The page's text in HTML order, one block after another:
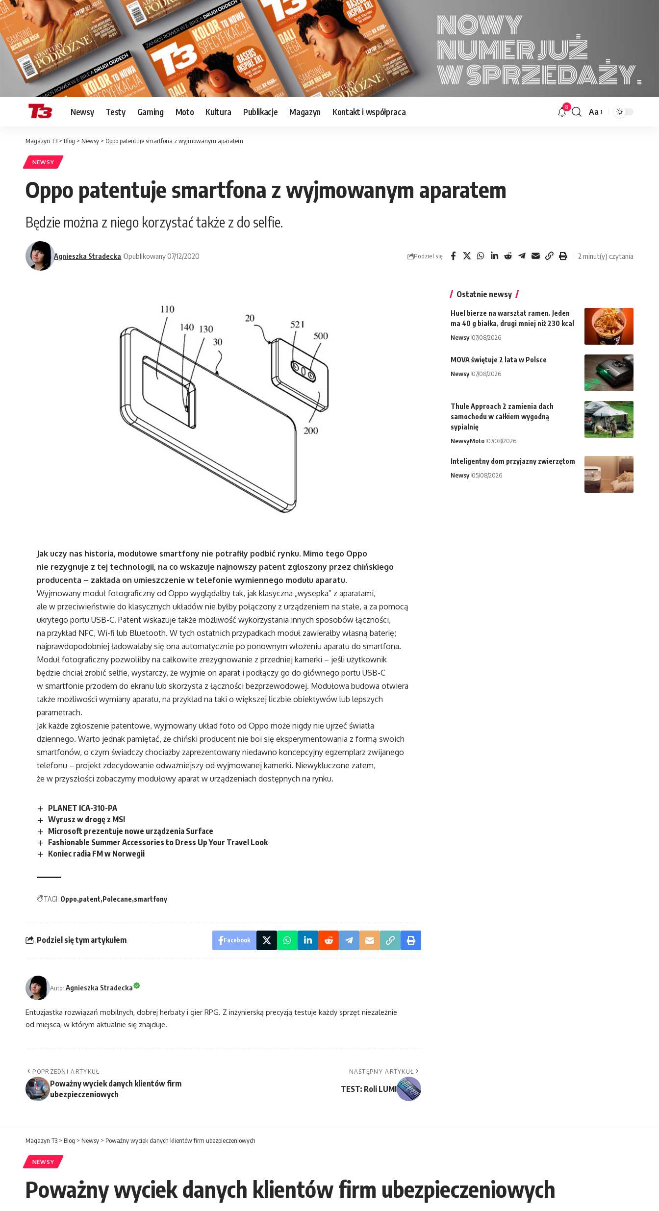
Newsy Testy Gaming Moto Kultura Publikacje Magazyn Kontakt i współpraca 8
Font
Aa
Magazyn T3 > Blog > Newsy > Oppo patentuje smartfona z wyjmowanym aparatem
NEWSY
Oppo patentuje smartfona z wyjmowanym aparatem
Będzie można z niego korzystać także z do selfie.
Agnieszka Stradecka Opublikowany 07/12/2020 Podziel się 2 minut(y) czytania
Jak uczy nas historia, modułowe smartfony nie potrafiły podbić rynku. Mimo tego Oppo
nie rezygnuje z tej technologii, na co wskazuje najnowszy patent zgłoszony przez chińskiego
producenta – zakłada on umieszczenie w telefonie wymiennego modułu aparatu.
Wyjmowany moduł fotograficzny od Oppo wyglądałby tak, jak klasyczna „wysepka” z aparatami,
ale w przeciwieństwie do klasycznych układów nie byłby połączony z urządzeniem na stałe, a za pomocą
ukrytego portu USB-C. Patent wskazuje także możliwość wykorzystania innych sposobów łączności,
na przykład NFC, Wi-fi lub Bluetooth. W tych ostatnich przypadkach moduł zawierałby własną baterię;
najprawdopodobniej ładowałaby się ona automatycznie po ponownym włożeniu aparatu do smartfona.
Moduł fotograficzny pozwoliłby na całkowite zrezygnowanie z przedniej kamerki – jeśli użytkownik
będzie chciał zrobić selfie, wystarczy, że wyjmie on aparat i podłączy go do głównego portu USB-C
w smartfonie przodem do ekranu lub skorzysta z łączności bezprzewodowej. Modułowa budowa otwiera
także możliwości wymiany aparatu, na przykład na taki o większej liczbie obiektywów lub lepszych
parametrach.
Jak każde zgłoszenie patentowe, wyjmowany układ foto od Oppo może nigdy nie ujrzeć światła
dziennego. Warto jednak pamiętać, że chiński producent nie boi się eksperymentowania z formą swoich
smartfonów, o czym świadczy chociażby zaprezentowany niedawno koncepcyjny egzemplarz zwijanego
telefonu – projekt zdecydowanie odważniejszy od wyjmowanej kamerki. Niewykluczone zatem,
że w przyszłości zobaczymy modułowy aparat w urządzeniach dostępnych na rynku.
PLANET ICA-310-PA
Wyrusz w drogę z MSI
Microsoft prezentuje nowe urządzenia Surface
Fashionable Summer Accessories to Dress Up Your Travel Look
Koniec radia FM w Norwegii
TAGI: Oppo patent Polecane smartfony
Podziel się tym artykułem Facebook
Autor:Agnieszka Stradecka
Entuzjastka rozwiązań mobilnych, dobrej herbaty i gier RPG. Z inżynierską precyzją testuje każdy sprzęt niezależnie
od miejsca, w którym aktualnie się znajduje.
POPRZEDNI ARTYKUŁ
Poważny wyciek danych klientów firm
ubezpieczeniowych
NASTĘPNY ARTYKUŁ
TEST: Roli LUMI
Ostatnie newsy
Huel bierze na warsztat ramen. Jeden
ma 40 g białka, drugi mniej niż 230 kcal
Newsy 07/08/2026
MOVA świętuje 2 lata w Polsce
Newsy 07/08/2026
Thule Approach 2 zamienia dach
samochodu w całkiem wygodną
sypialnię
NewsyMoto 07/08/2026
Inteligentny dom przyjazny zwierzętom
Newsy 05/08/2026
Magazyn T3 > Blog > Newsy > Poważny wyciek danych klientów firm ubezpieczeniowych
NEWSY
Poważny wyciek danych klientów firm ubezpieczeniowych